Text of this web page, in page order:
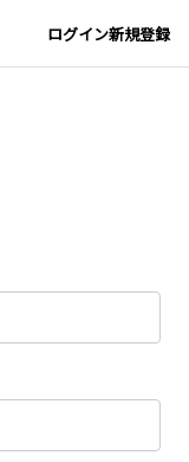
ログイン新規登録